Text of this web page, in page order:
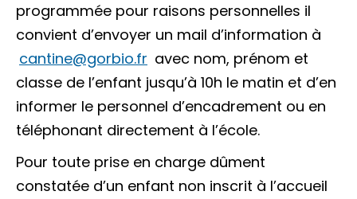
programmée pour raisons personnelles il
convient d’envoyer un mail d’information à
cantine@gorbio.fr avec nom, prénom et
classe de l’enfant jusqu’à 10h le matin et d’en
informer le personnel d’encadrement ou en
téléphonant directement à l’école.
Pour toute prise en charge dûment
constatée d’un enfant non inscrit à l’accueil